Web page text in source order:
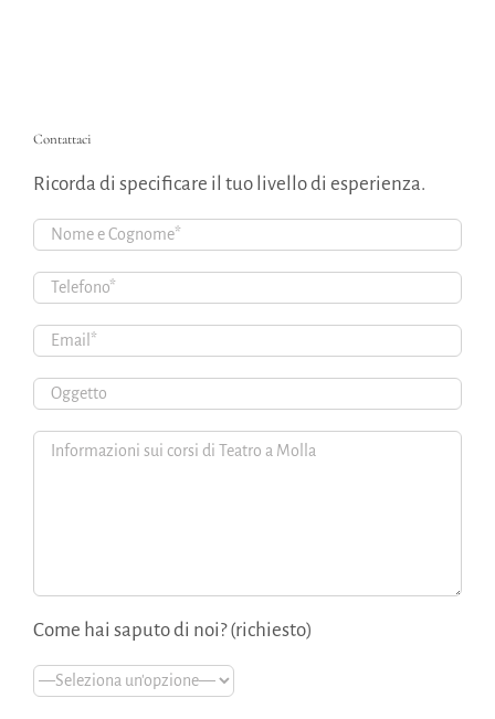
Contattaci
Ricorda di specificare il tuo livello di esperienza.
Come hai saputo di noi? (richiesto)